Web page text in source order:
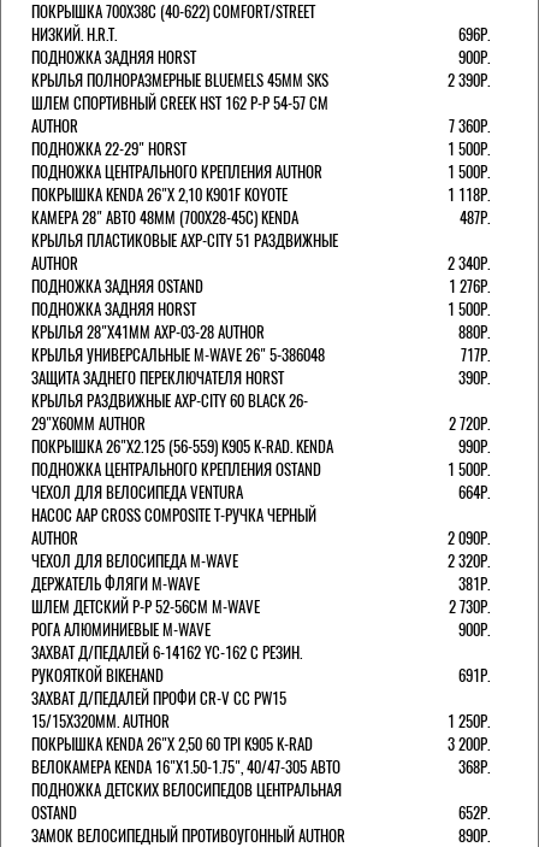
ПОКРЫШКА 700X38С (40-622) COMFORT/STREET
НИЗКИЙ. H.R.T.
696Р.
ПОДНОЖКА ЗАДНЯЯ HORST
900Р.
КРЫЛЬЯ ПОЛНОРАЗМЕРНЫЕ BLUEMELS 45MM SKS
2 390Р.
ШЛЕМ СПОРТИВНЫЙ CREEK HST 162 Р-Р 54-57 СМ
AUTHOR
7 360Р.
ПОДНОЖКА 22-29" HORST
1 500Р.
ПОДНОЖКА ЦЕНТРАЛЬНОГО КРЕПЛЕНИЯ AUTHOR
1 500Р.
ПОКРЫШКА KENDA 26"Х 2,10 K901F KOYOTE
1 118Р.
КАМЕРА 28" АВТО 48ММ (700Х28-45С) KENDA
487Р.
КРЫЛЬЯ ПЛАСТИКОВЫЕ AXP-CITY 51 РАЗДВИЖНЫЕ
AUTHOR
2 340Р.
ПОДНОЖКА ЗАДНЯЯ OSTAND
1 276Р.
ПОДНОЖКА ЗАДНЯЯ HORST
1 500Р.
КРЫЛЬЯ 28"Х41ММ AXP-03-28 AUTHOR
880Р.
КРЫЛЬЯ УНИВЕРСАЛЬНЫЕ M-WAVE 26" 5-386048
717Р.
ЗАЩИТА ЗАДНЕГО ПЕРЕКЛЮЧАТЕЛЯ HORST
390Р.
КРЫЛЬЯ РАЗДВИЖНЫЕ AXP-CITY 60 BLACK 26-
29"Х60ММ AUTHOR
2 720Р.
ПОКРЫШКА 26"Х2.125 (56-559) K905 K-RAD. KENDA
990Р.
ПОДНОЖКА ЦЕНТРАЛЬНОГО КРЕПЛЕНИЯ OSTAND
1 500Р.
ЧЕХОЛ ДЛЯ ВЕЛОСИПЕДА VENTURA
664Р.
НАСОС AAP CROSS COMPOSITE Т-РУЧКА ЧЕРНЫЙ
AUTHOR
2 090Р.
ЧЕХОЛ ДЛЯ ВЕЛОСИПЕДА M-WAVE
2 320Р.
ДЕРЖАТЕЛЬ ФЛЯГИ M-WAVE
381Р.
ШЛЕМ ДЕТСКИЙ Р-Р 52-56СМ M-WAVE
2 730Р.
РОГА АЛЮМИНИЕВЫЕ M-WAVE
900Р.
ЗАХВАТ Д/ПЕДАЛЕЙ 6-14162 YC-162 С РЕЗИН.
РУКОЯТКОЙ BIKEHAND
691Р.
ЗАХВАТ Д/ПЕДАЛЕЙ ПРОФИ CR-V CC PW15
15/15X320ММ. AUTHOR
1 250Р.
ПОКРЫШКА KENDA 26"Х 2,50 60 TPI K905 K-RAD
3 200Р.
ВЕЛОКАМЕРА KENDA 16"Х1.50-1.75", 40/47-305 АВТО
368Р.
ПОДНОЖКА ДЕТСКИХ ВЕЛОСИПЕДОВ ЦЕНТРАЛЬНАЯ
OSTAND
652Р.
ЗАМОК ВЕЛОСИПЕДНЫЙ ПРОТИВОУГОННЫЙ AUTHOR
890Р.